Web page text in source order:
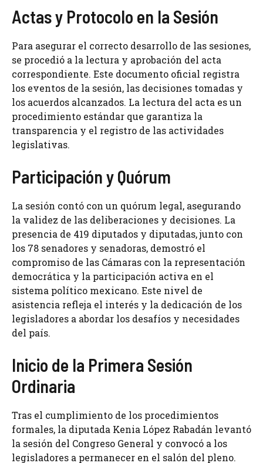
Actas y Protocolo en la Sesión
Para asegurar el correcto desarrollo de las sesiones,
se procedió a la lectura y aprobación del acta
correspondiente. Este documento oficial registra
los eventos de la sesión, las decisiones tomadas y
los acuerdos alcanzados. La lectura del acta es un
procedimiento estándar que garantiza la
transparencia y el registro de las actividades
legislativas.
Participación y Quórum
La sesión contó con un quórum legal, asegurando
la validez de las deliberaciones y decisiones. La
presencia de 419 diputados y diputadas, junto con
los 78 senadores y senadoras, demostró el
compromiso de las Cámaras con la representación
democrática y la participación activa en el
sistema político mexicano. Este nivel de
asistencia refleja el interés y la dedicación de los
legisladores a abordar los desafíos y necesidades
del país.
Inicio de la Primera Sesión
Ordinaria
Tras el cumplimiento de los procedimientos
formales, la diputada Kenia López Rabadán levantó
la sesión del Congreso General y convocó a los
legisladores a permanecer en el salón del pleno.